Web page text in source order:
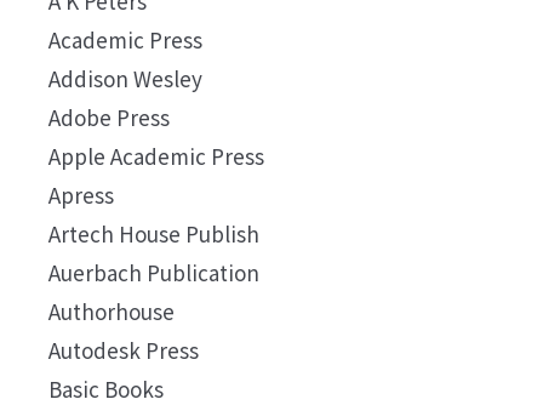
Academic Press
Addison Wesley
Adobe Press
Apple Academic Press
Apress
Artech House Publish
Auerbach Publication
Authorhouse
Autodesk Press
Basic Books